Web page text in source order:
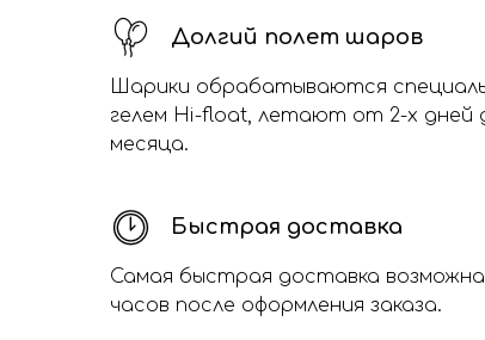
Долгий полет шаров
Шарики обрабатываются
гелем Hi-float, летают от 2-х дней
месяца.
Быстрая доставка
Самая быстрая доставка
часов после оформления заказа.